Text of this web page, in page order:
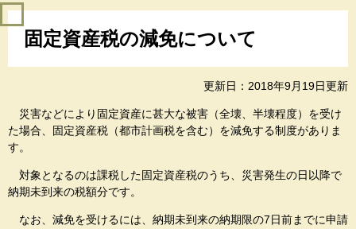
固定資産税の減免について
更新日：2018年9月19日更新
災害などにより固定資産に甚大な被害（全壊、半壊程度）を受け
た場合、固定資産税（都市計画税を含む）を減免する制度がありま
す。
対象となるのは課税した固定資産税のうち、災害発生の日以降で
納期未到来の税額分です。
なお、減免を受けるには、納期未到来の納期限の7日前までに申請